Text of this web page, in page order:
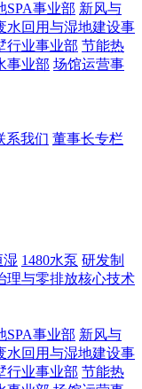
SPA事业部 新风与
水回用与湿地建设事
行业事业部 节能热
事业部 场馆运营事
系我们 董事长专栏
湿 1480水泵 研发制
理与零排放核心技术
SPA事业部 新风与
水回用与湿地建设事
行业事业部 节能热